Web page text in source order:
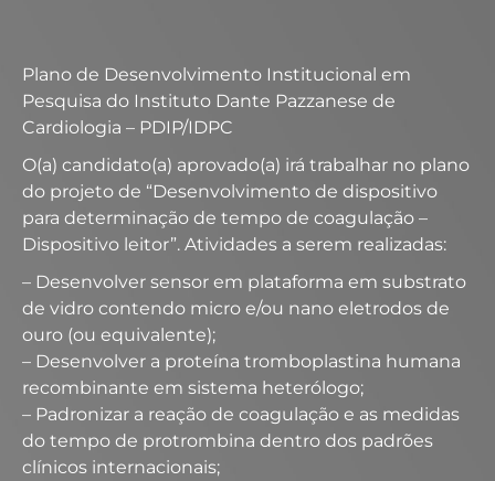
Plano de Desenvolvimento Institucional em
Pesquisa do Instituto Dante Pazzanese de
Cardiologia – PDIP/IDPC
O(a) candidato(a) aprovado(a) irá trabalhar no plano
do projeto de “Desenvolvimento de dispositivo
para determinação de tempo de coagulação –
Dispositivo leitor”. Atividades a serem realizadas:
– Desenvolver sensor em plataforma em substrato
de vidro contendo micro e/ou nano eletrodos de
ouro (ou equivalente);
– Desenvolver a proteína tromboplastina humana
recombinante em sistema heterólogo;
– Padronizar a reação de coagulação e as medidas
do tempo de protrombina dentro dos padrões
clínicos internacionais;